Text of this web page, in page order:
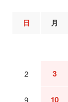
日 月
2 3
9 10